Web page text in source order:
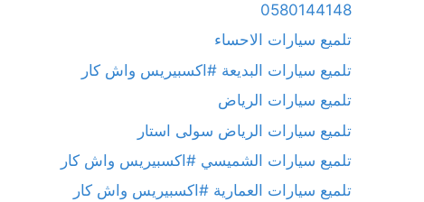
0580144148
تلميع سيارات الاحساء
تلميع سيارات البديعة #اكسبيريس واش كار
تلميع سيارات الرياض
تلميع سيارات الرياض سولى استار
تلميع سيارات الشميسي #اكسبيريس واش كار
تلميع سيارات العمارية #اكسبيريس واش كار